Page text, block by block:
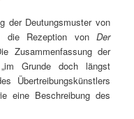
der Deutungsmuster von
die Rezeption von Der
Zusammenfassung der
Grunde doch längst
Übertreibungskünstlers
eine Beschreibung des